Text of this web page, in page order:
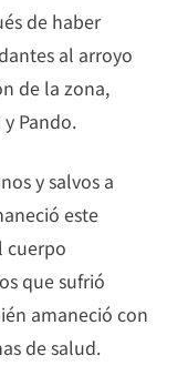
de haber
al arroyo
de la zona,
Pando.
y salvos a
este
cuerpo
que sufrió
amaneció con
de salud.